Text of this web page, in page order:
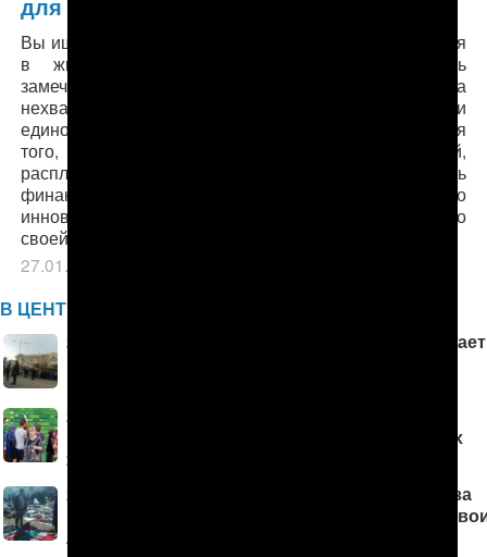
Вы ищете возможность внести позитивные изменения
в жизнь туркменского народа? У вас есть
замечательная идея, но она не реализована, из-за
нехватки времени, ресурсов, или
единомышленников? Мы предлагаем платформу для
того, чтобы Вы могли поделиться своей идей,
распланировать ее, построить команду и получить
финансовую поддержку для реализации своего
инновационного проекта. Расскажите нам о себе, о
своей…
27.01.2019
В ЦЕНТРЕ ВНИМАНИЯ
23.01.2019
Туркменистан: Население продолжает
21.12.2018
Могущества и Счастья. Фильм АНТ об итогах
2018 года
22.11.2018
«Продам платье за 5 манатов». Из-за
кризиса жители Туркменабада распродают
личные вещи (фото)